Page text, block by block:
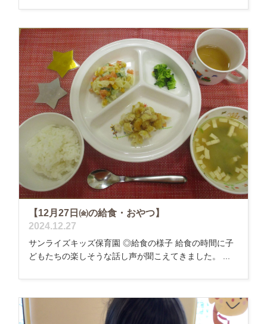
【12月27日㈮の給食・おやつ】
2024.12.27
サンライズキッズ保育園 ◎給食の様子 給食の時間に子
どもたちの楽しそうな話し声が聞こえてきました。 ...